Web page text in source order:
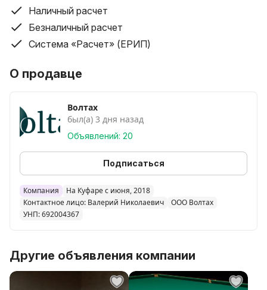
борт, отличные игровые качества, хороший раскат,
обусловленный чёткой геометрией.
Наличный расчет
Безналичный расчет
Система «Расчет» (ЕРИП)
О продавце
Волтах
был(а) 3 дня назад
Объявлений: 20
Подписаться
Компания
На Куфаре с июня, 2018
Контактное лицо: Валерий Николаевич
ООО Волтах
УНП: 692004367
Другие объявления компании